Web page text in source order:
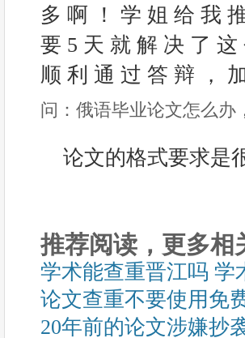
多 啊 ！ 学 姐 给 我
要 5 天 就 解 决 了
顺 利 通 过 答 辩 ，
问：俄语毕业论文怎么办
论文的格式要求是
推荐阅读，更多相
学术能查重晋江吗 学
论文查重不要使用免
20年前的论文涉嫌抄